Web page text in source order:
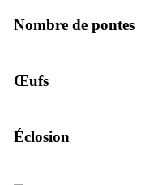
Nombre de pontes
Œufs
Éclosion